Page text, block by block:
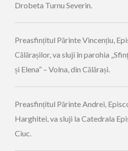
Drobeta Turnu Severin.
Preasfințitul Părinte Vincențiu,
Călărașilor, va sluji în parohia
și Elena” – Volna, din Călărași.
Preasfințitul Părinte Andrei,
Harghitei, va sluji la Catedrala
Ciuc.